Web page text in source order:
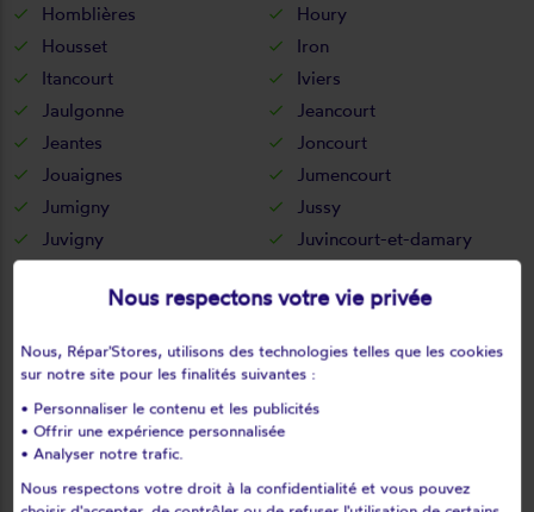
Homblières
Houry
Housset
Iron
Itancourt
Iviers
Jaulgonne
Jeancourt
Jeantes
Joncourt
Jouaignes
Jumencourt
Jumigny
Jussy
Juvigny
Juvincourt-et-damary
La celle-sous-montmirail
La chapelle-monthodon
La fère
La ferté-chevresis
La ferté-milon
La hérie
La malmaison
La neuville-en-beine
La neuville-lès-dorengt
La vallée-au-blé
Nous respectons votre vie privée
Nous, Répar'Stores, utilisons des technologies telles que les cookies
sur notre site pour les finalités suivantes :
• Personnaliser le contenu et les publicités
• Offrir une expérience personnalisée
• Analyser notre trafic.
Nous respectons votre droit à la confidentialité et vous pouvez